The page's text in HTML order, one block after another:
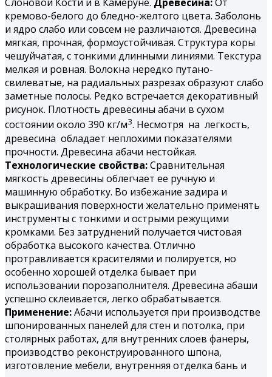
Слоновой Кости и в Камеруне. Древесина:От
кремово-белого до бледно-желтого цвета. Заболонь
и ядро слабо или совсем не различаются. Древесина
мягкая, прочная, формоустойчивая. Структура коры
чешуйчатая, с тонкими длинными линиями. Текстура
мелкая и ровная. Волокна нередко путано-
свилеватые, на радиальных разрезах образуют слабо
заметные полосы. Редко встречается декоративный
рисунок. Плотность древесины абачи в сухом
состоянии около 390 кг/м3. Несмотря на легкость,
древесина обладает неплохими показателями
прочности. Древесина абачи нестойкая.
Технологические свойства:Сравнительная
мягкость древесины облегчает ее ручную и
машинную обработку. Во избежание задира и
выкрашивания поверхности желательно применять
инструменты с тонкими и острыми режущими
кромками. Без затруднений получается чистовая
обработка высокого качества. Отлично
протравливается красителями и полируется, но
особенно хорошей отделка бывает при
использовании порозаполнителя. Древесина абаши
успешно склеивается, легко обрабатывается.
Применение:Абачи используется при производстве
шпонированных панелей для стен и потолка, при
столярных работах, для внутренних слоев фанеры,
производство реконструированного шпона,
изготовление мебели, внутренняя отделка бань и